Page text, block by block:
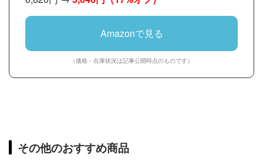
Amazonで見る
（価格・在庫状況は記事公開時点のものです）
その他のおすすめ商品